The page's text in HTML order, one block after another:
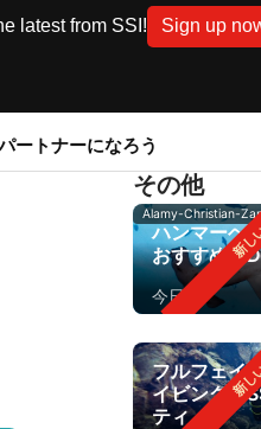
latest from SSI! Sign up
ートナーになろう
その他
Alamy-Christian-
ハンマーヘ
おすすめの
今日
フルフェイ
イビング：
ティ